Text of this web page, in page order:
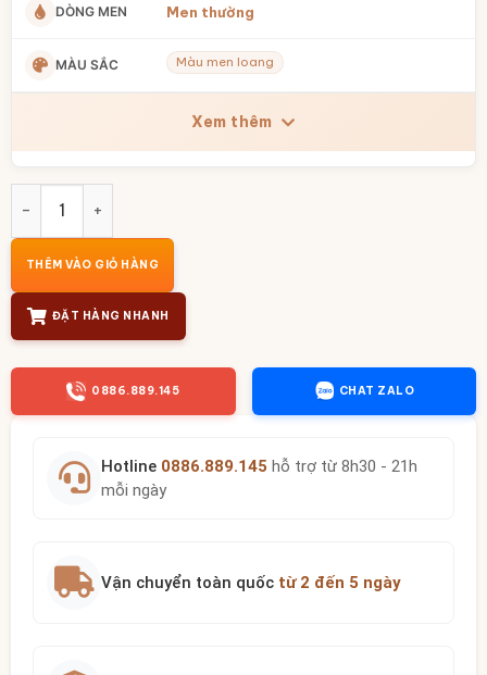
DÒNG MEN Men thường
MÀU SẮC Màu men loang
Xem thêm
THÊM VÀO GIỎ HÀNG
ĐẶT HÀNG NHANH
0886.889.145 CHAT ZALO
Hotline 0886.889.145 hỗ trợ từ 8h30 - 21h
mỗi ngày
Vận chuyển toàn quốc từ 2 đến 5 ngày